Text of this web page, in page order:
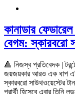
কানাডার
বেগম: স্কারবরো
🔺 নিজস্ব প্রতিবেদক |
জয়জয়কার আরও এক ধাপ
স্কারবরো সাউথওয়েস্টের
প্রার্থী হিসেবে এবার